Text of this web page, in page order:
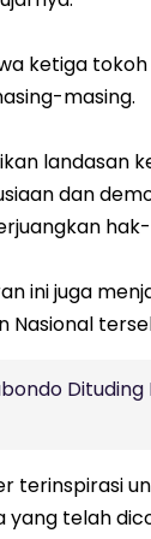
ketiga
masing.
landasan
dan
ini juga
Nasional
terinspirasi
yang telah